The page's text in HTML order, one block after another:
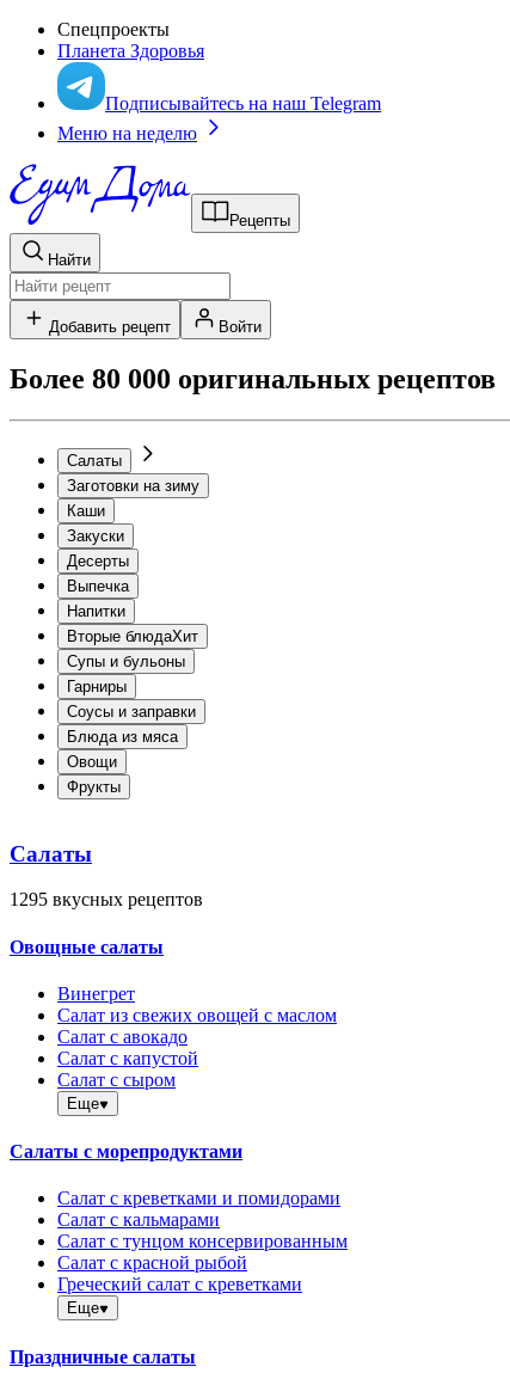
Спецпроекты
Планета Здоровья
Подписывайтесь на наш Telegram
Меню на неделю
Рецепты
Найти
Добавить рецепт Войти
Более 80 000 оригинальных рецептов
Салаты
Заготовки на зиму
Каши
Закуски
Десерты
Выпечка
Напитки
Вторые блюдаХит
Супы и бульоны
Гарниры
Соусы и заправки
Блюда из мяса
Овощи
Фрукты
Салаты
1295 вкусных рецептов
Овощные салаты
Винегрет
Салат из свежих овощей с маслом
Салат с авокадо
Салат с капустой
Салат с сыром
Еще
Салаты с морепродуктами
Салат с креветками и помидорами
Салат с кальмарами
Салат с тунцом консервированным
Салат с красной рыбой
Греческий салат с креветками
Еще
Праздничные салаты